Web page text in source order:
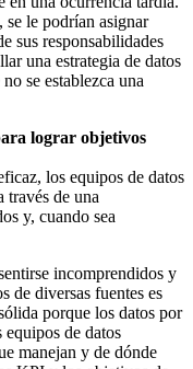
le podrían asignar
sus responsabilidades
una estrategia de datos
se establezca una
lograr objetivos
los equipos de datos
de una
y, cuando sea
incomprendidos y
de diversas fuentes es
porque los datos por
de datos
manejan y de dónde